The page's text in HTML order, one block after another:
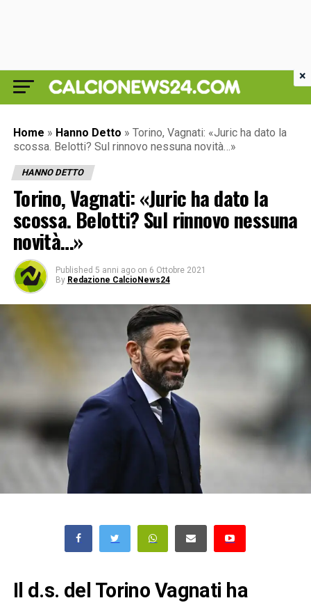
Home » Hanno Detto » Torino, Vagnati: «Juric ha dato la
scossa. Belotti? Sul rinnovo nessuna novità…»
HANNO DETTO
Torino, Vagnati: «Juric ha dato la
scossa. Belotti? Sul rinnovo nessuna
novità…»
Published 5 anni ago on 6 Ottobre 2021
By Redazione CalcioNews24
Il d.s. del Torino Vagnati ha
×